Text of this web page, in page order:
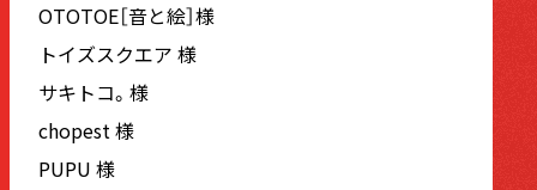
OTOTOE［音と絵］様
トイズスクエア 様
サキトコ。様
chopest 様
PUPU 様